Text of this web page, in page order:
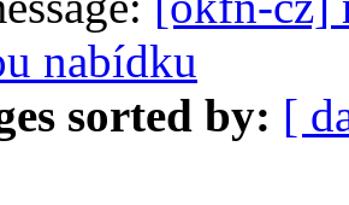
nabídku
sorted by: [